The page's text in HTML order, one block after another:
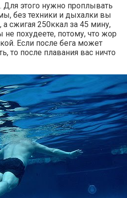
Для этого нужно проплывать
без техники и дыхалки вы
а сжигая 250ккал за 45 мину,
похудеете, потому, что жор
Если после бега может
то после плавания вас ничто